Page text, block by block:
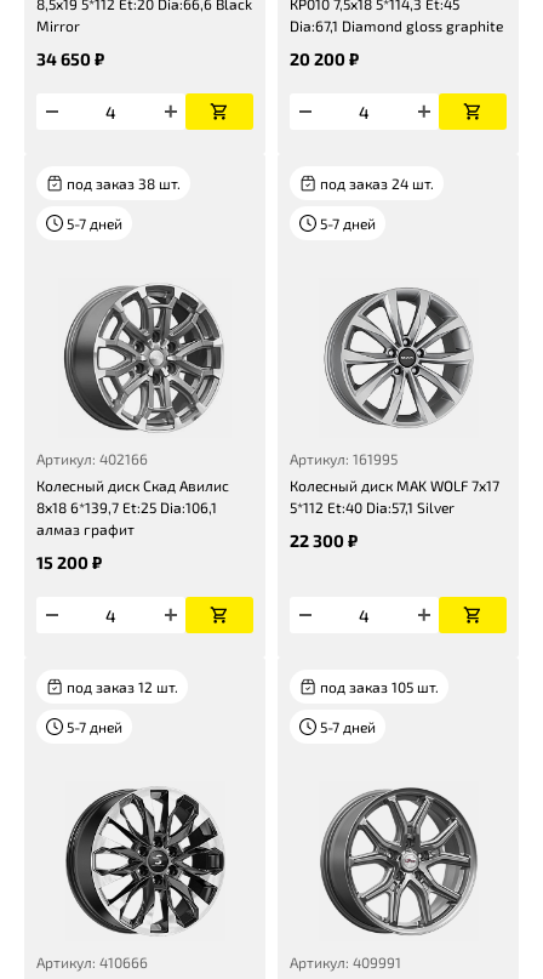
8,5x19 5*112 Et:20 Dia:66,6 Black
Mirror
34 650 ₽
КР010 7,5x18 5*114,3 Et:45
Dia:67,1 Diamond gloss graphite
20 200 ₽
под заказ 38 шт.
5-7 дней
Артикул: 402166
Колесный диск Скад Авилис
8x18 6*139,7 Et:25 Dia:106,1
алмаз графит
15 200 ₽
под заказ 24 шт.
5-7 дней
Артикул: 161995
Колесный диск MAK WOLF 7x17
5*112 Et:40 Dia:57,1 Silver
22 300 ₽
под заказ 12 шт.
5-7 дней
Артикул: 410666
под заказ 105 шт.
5-7 дней
Артикул: 409991